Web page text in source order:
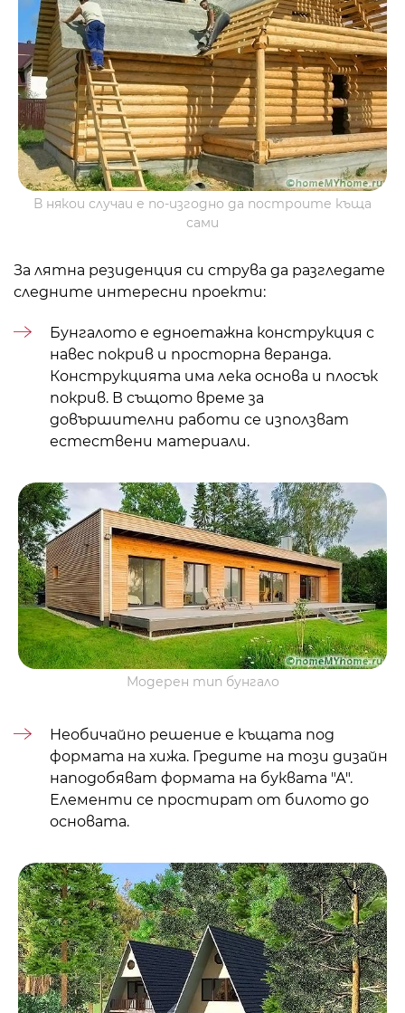
В някои случаи е по-изгодно да построите къща
сами
За лятна резиденция си струва да разгледате
следните интересни проекти:
Бунгалото е едноетажна конструкция с
навес покрив и просторна веранда.
Конструкцията има лека основа и плосък
покрив. В същото време за
довършителни работи се използват
естествени материали.
Модерен тип бунгало
Необичайно решение е къщата под
формата на хижа. Гредите на този дизайн
наподобяват формата на буквата "А".
Елементи се простират от билото до
основата.